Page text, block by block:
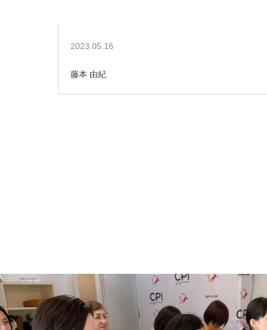
2023.05.16
藤本 由紀